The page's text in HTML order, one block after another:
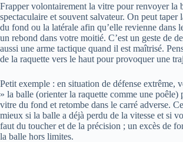
Frapper volontairement la vitre pour renvoyer la
spectaculaire et souvent salvateur. On peut taper
du fond ou la latérale afin qu’elle revienne dans
un rebond dans votre moitié. C’est un geste de
aussi une arme tactique quand il est maîtrisé.
de la raquette vers le haut pour provoquer une
Petit exemple : en situation de défense extrême,
» la balle (orienter la raquette comme une poêle)
vitre du fond et retombe dans le carré adverse.
mieux si la balle a déjà perdu de la vitesse et si
faut du toucher et de la précision ; un excès de
la balle hors limites.